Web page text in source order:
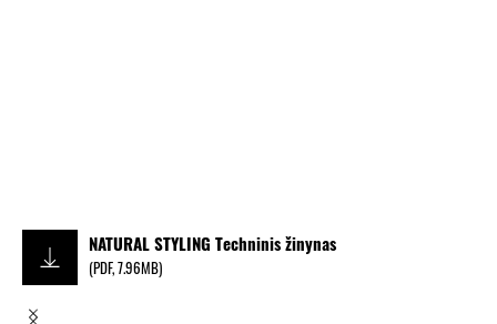
NATURAL STYLING Techninis žinynas
(PDF,7.96MB)